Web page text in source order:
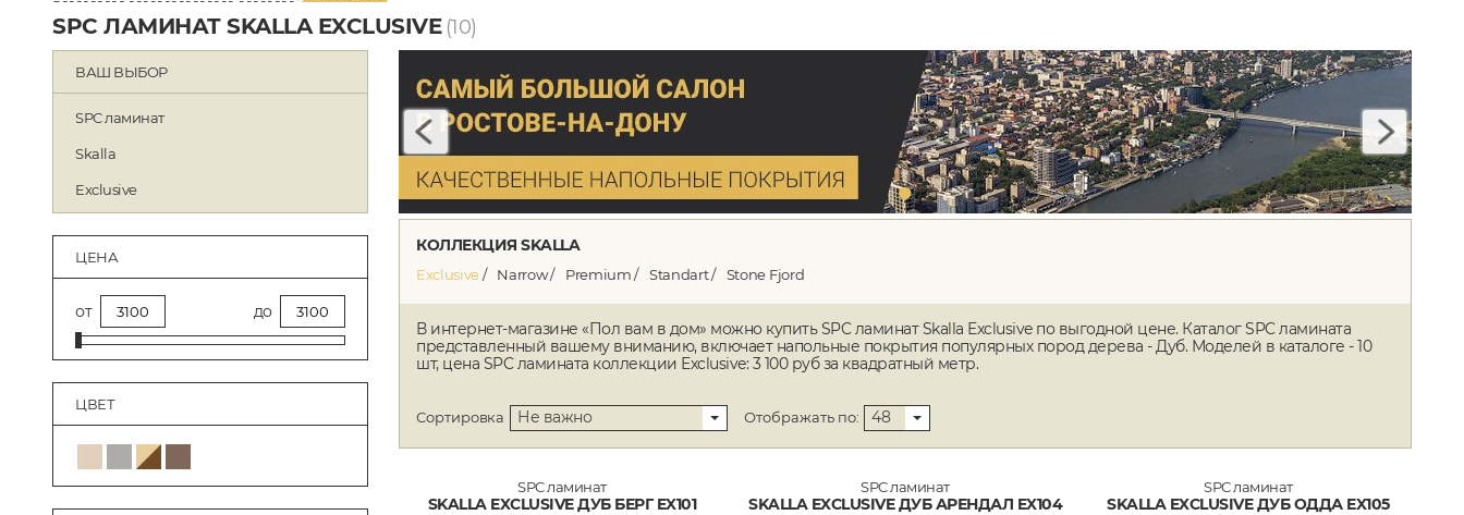
SPC ЛАМИНАТ SKALLA EXCLUSIVE (10)
ВАШ ВЫБОР
SPC ламинат
Skalla
Exclusive
ЦЕНА
от до
ЦВЕТ
КОЛЛЕКЦИЯ SKALLA
Exclusive Narrow Premium Standart Stone Fjord
В интернет-магазине «Пол вам в дом» можно купить SPC ламинат Skalla Exclusive по выгодной цене. Каталог SPC ламината
представленный вашему вниманию, включает напольные покрытия популярных пород дерева - Дуб. Моделей в каталоге - 10
шт, цена SPC ламината коллекции Exclusive: 3 100 руб за квадратный метр.
Сортировка Не важно Отображать по: 48
SPC ламинат
SKALLA EXCLUSIVE ДУБ БЕРГ EX101
SPC ламинат
SKALLA EXCLUSIVE ДУБ АРЕНДАЛ EX104
SPC ламинат
SKALLA EXCLUSIVE ДУБ ОДДА EX105